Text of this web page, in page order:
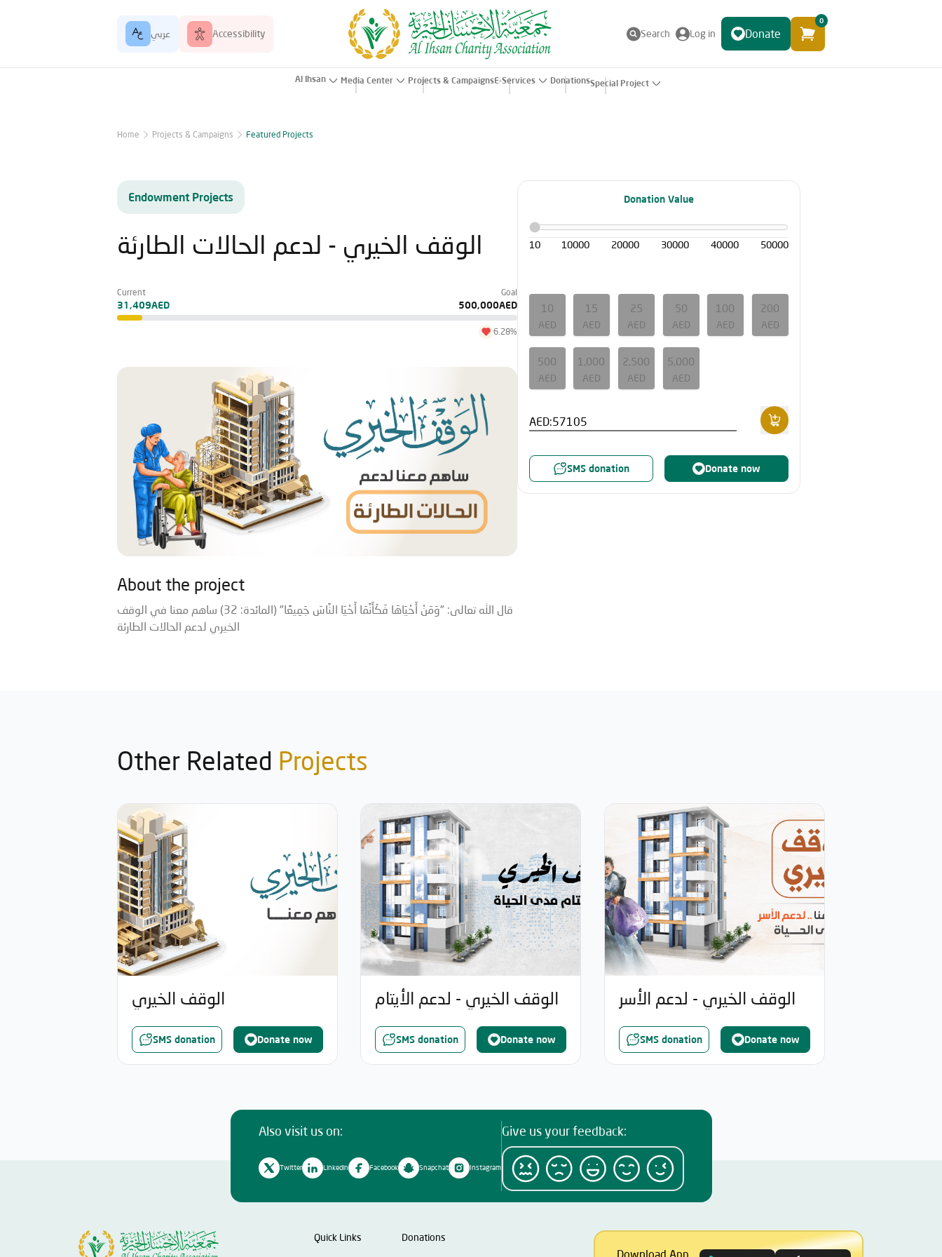
عربي Accessibility Search Log in Donate
0
Al Ihsan Media Center Projects & CampaignsE-Services DonationsSpecial Project
Home Projects & Campaigns Featured Projects
Endowment Projects
الوقف الخيري - لدعم الحالات الطارئة
Current Goal
31,409AED 500,000AED
6.28%
About the project
قال الله تعالى: "وَمَنْ أَحْيَاهَا فَكَأَنَّمَا أَحْيَا النَّاسَ جَمِيعًا" (المائدة: 32)
ساهم معنا في الوقف
الخيري لدعم الحالات الطارئة
Donation Value
10 10000 20000 30000 40000 50000
10
AED
15
AED
25
AED
50
AED
100
AED
200
AED
500
AED
1,000
AED
2,500
AED
5,000
AED
AED:
SMS donation Donate now
Other Related Projects
الوقف الخيري
SMS donation Donate now
الوقف الخيري - لدعم الأيتام
SMS donation Donate now
الوقف الخيري - لدعم الأسر
SMS donation Donate now
Also visit us on:
Twitter Linkedin Facebook Snapchat Instagram
Give us your feedback:
Quick Links Donations
Download App